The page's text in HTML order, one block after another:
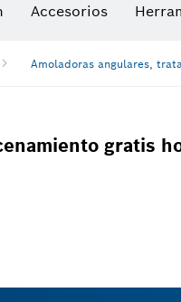
Accesorios
Amoladoras angulares,
gratis